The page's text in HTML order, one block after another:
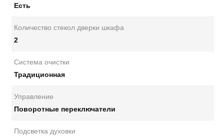
Есть
Количество стекол дверки шкафа
2
Система очистки
Традиционная
Управление
Поворотные переключатели
Подсветка духовки